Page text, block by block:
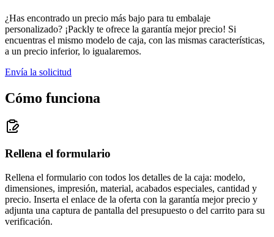
¿Has encontrado un precio más bajo para tu embalaje
personalizado? ¡Packly te ofrece la garantía mejor precio! Si
encuentras el mismo modelo de caja, con las mismas características,
a un precio inferior, lo igualaremos.
Envía la solicitud
Cómo funciona
Rellena el formulario
Rellena el formulario con todos los detalles de la caja: modelo,
dimensiones, impresión, material, acabados especiales, cantidad y
precio. Inserta el enlace de la oferta con la garantía mejor precio y
adjunta una captura de pantalla del presupuesto o del carrito para su
verificación.